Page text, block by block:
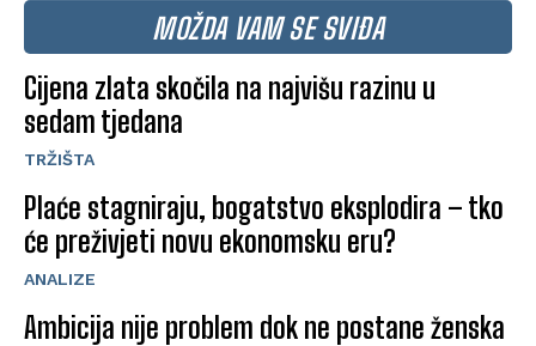
MOŽDA VAM SE SVIĐA
Cijena zlata skočila na najvišu razinu u
sedam tjedana
TRŽIŠTA
Plaće stagniraju, bogatstvo eksplodira – tko
će preživjeti novu ekonomsku eru?
ANALIZE
Ambicija nije problem dok ne postane ženska